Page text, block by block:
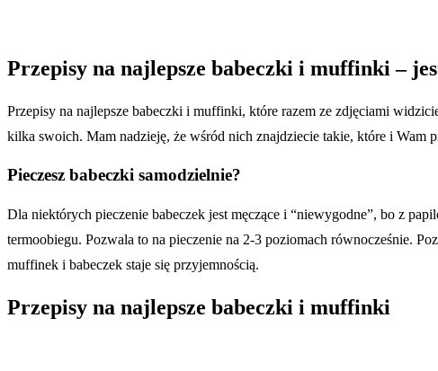
Przepisy na najlepsze babeczki i muffinki –
Przepisy na najlepsze babeczki i muffinki, które razem ze zdjęciami
kilka swoich. Mam nadzieję, że wśród nich znajdziecie takie, które i Wam
Pieczesz babeczki samodzielnie?
Dla niektórych pieczenie babeczek jest męczące i “niewygodne”, bo z
termoobiegu. Pozwala to na pieczenie na 2-3 poziomach równocześnie.
muffinek i babeczek staje się przyjemnością.
Przepisy na najlepsze babeczki i muffinki